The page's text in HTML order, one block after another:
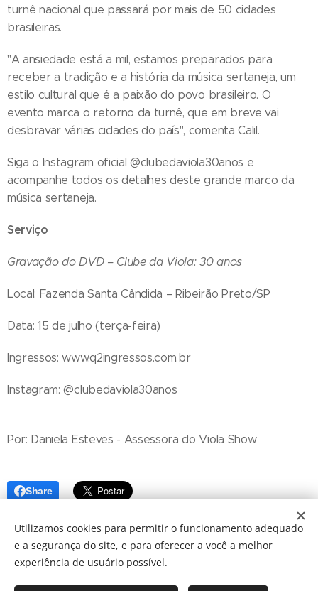
turnê nacional que passará por mais de 50 cidades
brasileiras.
"A ansiedade está a mil, estamos preparados para
receber a tradição e a história da música sertaneja, um
estilo cultural que é a paixão do povo brasileiro. O
evento marca o retorno da turnê, que em breve vai
desbravar várias cidades do país", comenta Calil.
Siga o Instagram oficial @clubedaviola30anos e
acompanhe todos os detalhes deste grande marco da
música sertaneja.
Serviço
Gravação do DVD – Clube da Viola: 30 anos
Local: Fazenda Santa Cândida – Ribeirão Preto/SP
Data: 15 de julho (terça-feira)
Ingressos: www.q2ingressos.com.br
Instagram: @clubedaviola30anos
Por: Daniela Esteves - Assessora do Viola Show
Share
Utilizamos cookies para permitir o funcionamento adequado
e a segurança do site, e para oferecer a você a melhor
experiência de usuário possível.